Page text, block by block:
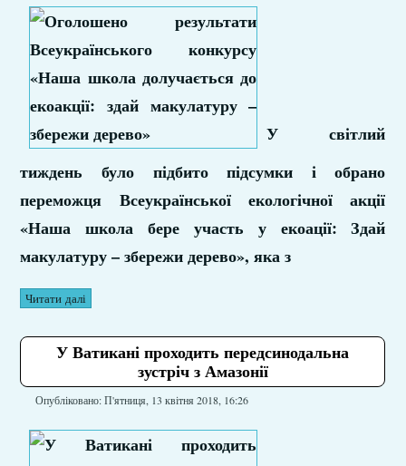
У світлий
тиждень було підбито підсумки і обрано
переможця Всеукраїнської екологічної акції
«Наша школа бере участь у екоації: Здай
макулатуру – збережи дерево», яка з
Читати далі
У Ватикані проходить передсинодальна
зустріч з Амазонії
Опубліковано: П'ятниця, 13 квітня 2018, 16:26